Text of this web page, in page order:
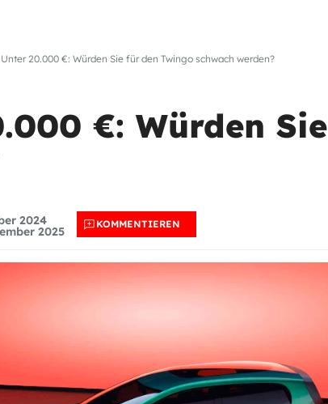
Unter 20.000 €: Würden Sie für den Twingo schwach werden?
€: Würden
2024
2025
KOMMENTIEREN